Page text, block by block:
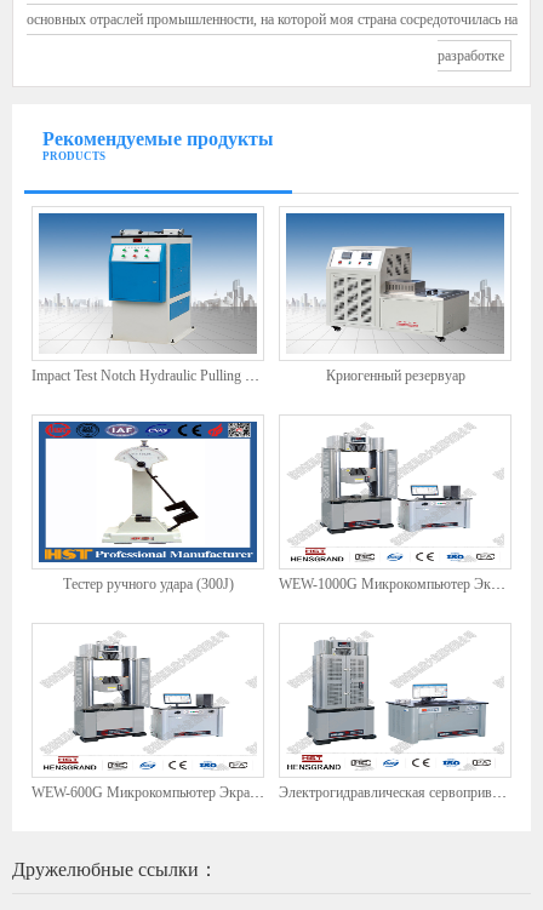
основных отраслей промышленности, на которой моя страна сосредоточилась на
разработке
Рекомендуемые продукты
PRODUCTS
Криогенный резервуар
Тестер ручного удара (300J)
Дружелюбные ссылки：